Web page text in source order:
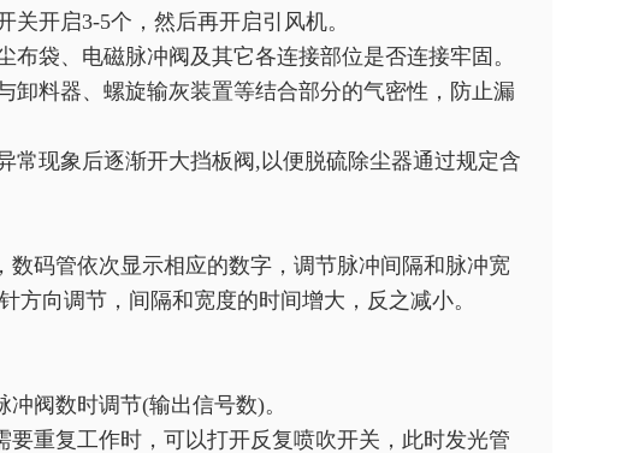
开启3-5个，然后再开启引风机。
袋、电磁脉冲阀及其它各连接部位是否连接牢固。
卸料器、螺旋输灰装置等结合部分的气密性，防止漏
常现象后逐渐开大挡板阀,以便脱硫除尘器通过规定含
码管依次显示相应的数字，调节脉冲间隔和脉冲宽
方向调节，间隔和宽度的时间增大，反之减小。
阀数时调节(输出信号数)。
重复工作时，可以打开反复喷吹开关，此时发光管